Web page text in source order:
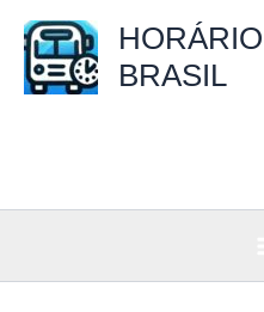
para
BRASIL